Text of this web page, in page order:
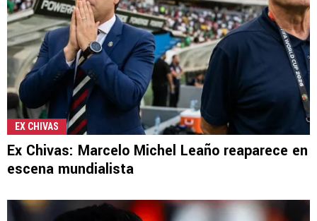
EX CHIVAS
Ex Chivas: Marcelo Michel Leaño reaparece en
escena mundialista